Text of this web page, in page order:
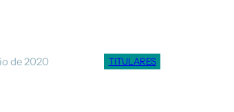
de 2020 TITULARES